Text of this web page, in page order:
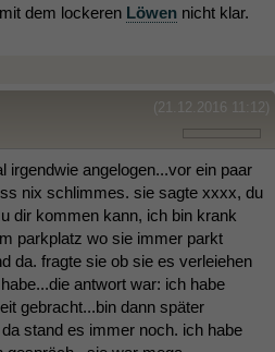
dem lockeren Löwen nicht klar.
(21.12.2016 11:12)
irgendwie angelogen...vor ein paar
nix schlimmes. sie sagte xxxx, du
dir kommen kann, ich bin krank
parkplatz wo sie immer parkt
da. fragte sie ob sie es verleiehen
antwort war: ich habe
gebracht...bin dann später
stand es immer noch. ich habe